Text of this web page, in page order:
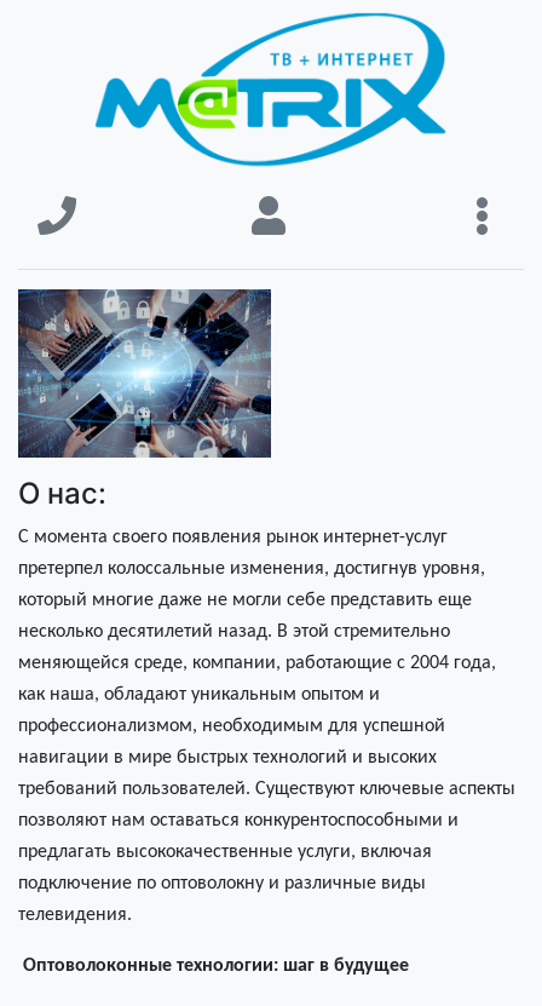
О нас:
С момента своего появления рынок интернет-услуг
претерпел колоссальные изменения, достигнув уровня,
который многие даже не могли себе представить еще
несколько десятилетий назад. В этой стремительно
меняющейся среде, компании, работающие с 2004 года,
как наша, обладают уникальным опытом и
профессионализмом, необходимым для успешной
навигации в мире быстрых технологий и высоких
требований пользователей. Существуют ключевые аспекты
позволяют нам оставаться конкурентоспособными и
предлагать высококачественные услуги, включая
подключение по оптоволокну и различные виды
телевидения.
Оптоволоконные технологии: шаг в будущее